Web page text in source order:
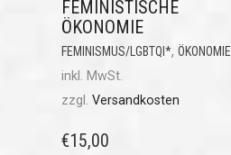
FEMINISTISCHE
ÖKONOMIE
FEMINISMUS/LGBTQI*, ÖKONOMIE
inkl. MwSt.
zzgl. Versandkosten
€15,00